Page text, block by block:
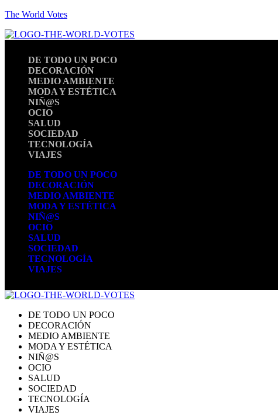
The World Votes
DE TODO UN POCO
DECORACIÓN
MEDIO AMBIENTE
MODA Y ESTÉTICA
NIÑ@S
OCIO
SALUD
SOCIEDAD
TECNOLOGÍA
VIAJES
DE TODO UN POCO
DECORACIÓN
MEDIO AMBIENTE
MODA Y ESTÉTICA
NIÑ@S
OCIO
SALUD
SOCIEDAD
TECNOLOGÍA
VIAJES
DE TODO UN POCO
DECORACIÓN
MEDIO AMBIENTE
MODA Y ESTÉTICA
NIÑ@S
OCIO
SALUD
SOCIEDAD
TECNOLOGÍA
VIAJES